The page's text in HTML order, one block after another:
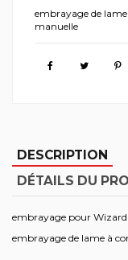
embrayage de
manuelle
DESCRIPTION
DÉTAILS DU
embrayage pour Wizard
embrayage de lame à